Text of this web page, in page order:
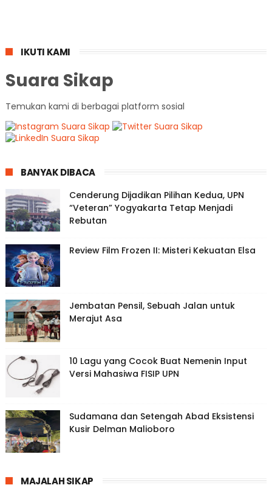
IKUTI KAMI
Suara Sikap
Temukan kami di berbagai platform sosial
BANYAK DIBACA
Cenderung Dijadikan Pilihan Kedua, UPN
“Veteran” Yogyakarta Tetap Menjadi
Rebutan
Review Film Frozen II: Misteri Kekuatan Elsa
Jembatan Pensil, Sebuah Jalan untuk
Merajut Asa
10 Lagu yang Cocok Buat Nemenin Input
Versi Mahasiwa FISIP UPN
Sudamana dan Setengah Abad Eksistensi
Kusir Delman Malioboro
MAJALAH SIKAP